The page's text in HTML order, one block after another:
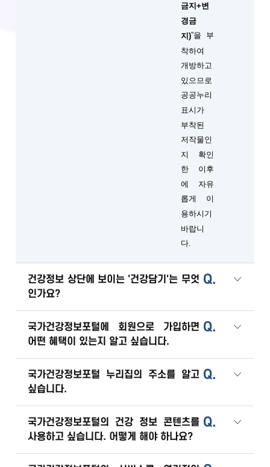
금지+변
경금
지)”을 부
착하여
개방하고
있으므로
공공누리
표시가
부착된
저작물인
지 확인
한 이후
에 자유
롭게 이
용하시기
바랍니
다.
Q.
건강정보 상단에 보이는 '건강담기'는 무엇
인가요?
Q.
국가건강정보포털에 회원으로 가입하면
어떤 혜택이 있는지 알고 싶습니다.
Q.
국가건강정보포털 누리집의 주소를 알고
싶습니다.
Q.
국가건강정보포털의 건강 정보 콘텐츠를
사용하고 싶습니다. 어떻게 해야 하나요?